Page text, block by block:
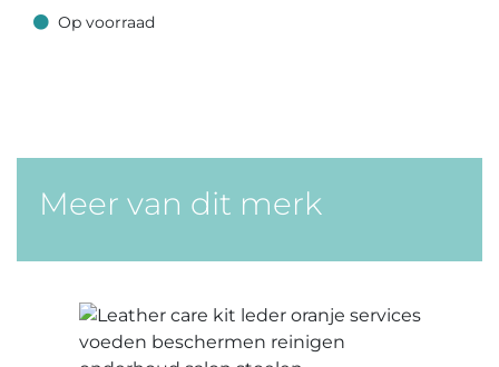
Op voorraad
Op voorraad
Meer van dit merk